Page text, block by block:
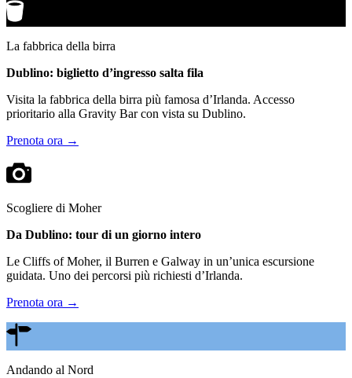
La fabbrica della birra
Dublino: biglietto d’ingresso salta fila
Visita la fabbrica della birra più famosa d’Irlanda. Accesso
prioritario alla Gravity Bar con vista su Dublino.
Prenota ora →
Scogliere di Moher
Da Dublino: tour di un giorno intero
Le Cliffs of Moher, il Burren e Galway in un’unica escursione
guidata. Uno dei percorsi più richiesti d’Irlanda.
Prenota ora →
Andando al Nord